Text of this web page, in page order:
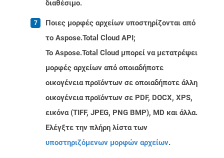
διαθέσιμο.
Ποιες μορφές αρχείων υποστηρίζονται από
το Aspose.Total Cloud API;
Το Aspose.Total Cloud μπορεί να μετατρέψει
μορφές αρχείων από οποιαδήποτε
οικογένεια προϊόντων σε οποιαδήποτε άλλη
οικογένεια προϊόντων σε PDF, DOCX, XPS,
εικόνα (TIFF, JPEG, PNG BMP), MD και άλλα.
Ελέγξτε την πλήρη λίστα των
υποστηριζόμενων μορφών αρχείων.